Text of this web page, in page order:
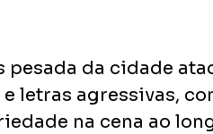
pesada da cidade
letras agressivas,
na cena ao